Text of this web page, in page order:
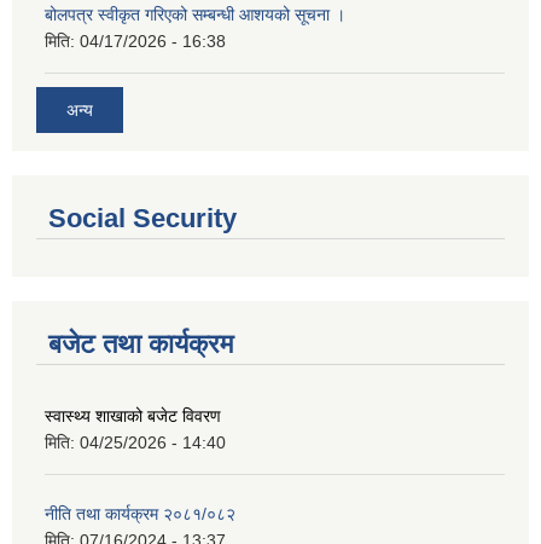
बोलपत्र स्वीकृत गरिएको सम्बन्धी आशयको सूचना ।
मिति: 04/17/2026 - 16:38
अन्य
Social Security
बजेट तथा कार्यक्रम
स्वास्थ्य शाखाको बजेट विवरण
मिति: 04/25/2026 - 14:40
नीति तथा कार्यक्रम २०८१/०८२